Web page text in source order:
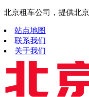
北京租车公司，提供北
站点地图
联系我们
关于我们